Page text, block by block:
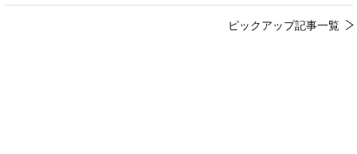
ピックアップ記事一覧